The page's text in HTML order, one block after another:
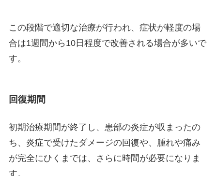
この段階で適切な治療が行われ、症状が軽度の場
合は1週間から10日程度で改善される場合が多いで
す。
回復期間
初期治療期間が終了し、患部の炎症が収まったの
ち、炎症で受けたダメージの回復や、腫れや痛み
が完全にひくまでは、さらに時間が必要になりま
す。